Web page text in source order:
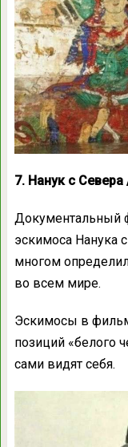
7. Нанук с
Документальный
эскимоса Нанука
многом
во всем мире.
Эскимосы в
позиций «белого
сами видят себя.